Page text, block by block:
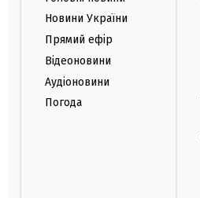
Новини України
Прямий ефір
Відеоновини
Аудіоновини
Погода